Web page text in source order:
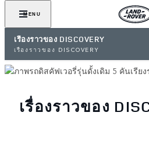
MENU
เรื่องราวของ DISCOVERY
เรื่องราวของ DISCOVERY
เรื่องราวของ